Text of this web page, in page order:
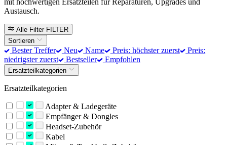
Austausch.
Alle Filter FILTER
Sortieren
Bester Treffer Neu Name Preis: höchster zuerst
Preis:
niedrigster zuerst
Bestseller Empfohlen
Ersatzteilkategorien
Ersatzteilkategorien
Adapter & Ladegeräte
Empfänger & Dongles
Headset-Zubehör
Kabel